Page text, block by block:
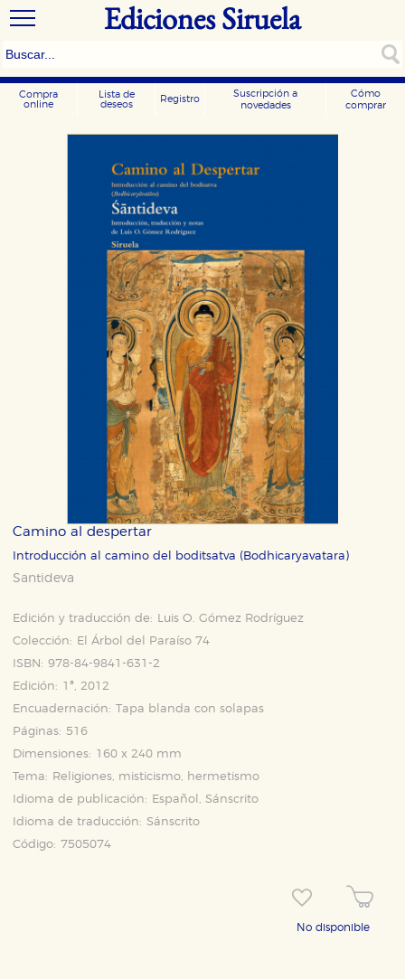
Ediciones Siruela
Compra
online
Lista de
deseos
Registro
Suscripción a
novedades
Cómo
comprar
Camino al despertar
Introducción al camino del boditsatva (Bodhicaryavatara)
Santideva
Edición y traducción de:
Luis O. Gómez Rodríguez
Colección:
El Árbol del Paraíso 74
ISBN: 978-84-9841-631-2
Edición: 1ª, 2012
Encuadernación: Tapa blanda con solapas
Páginas: 516
Dimensiones: 160 x 240 mm
Tema:
Religiones, misticismo, hermetismo
Idioma de publicación:
Español, Sánscrito
Idioma de traducción: Sánscrito
Código: 7505074
No disponible